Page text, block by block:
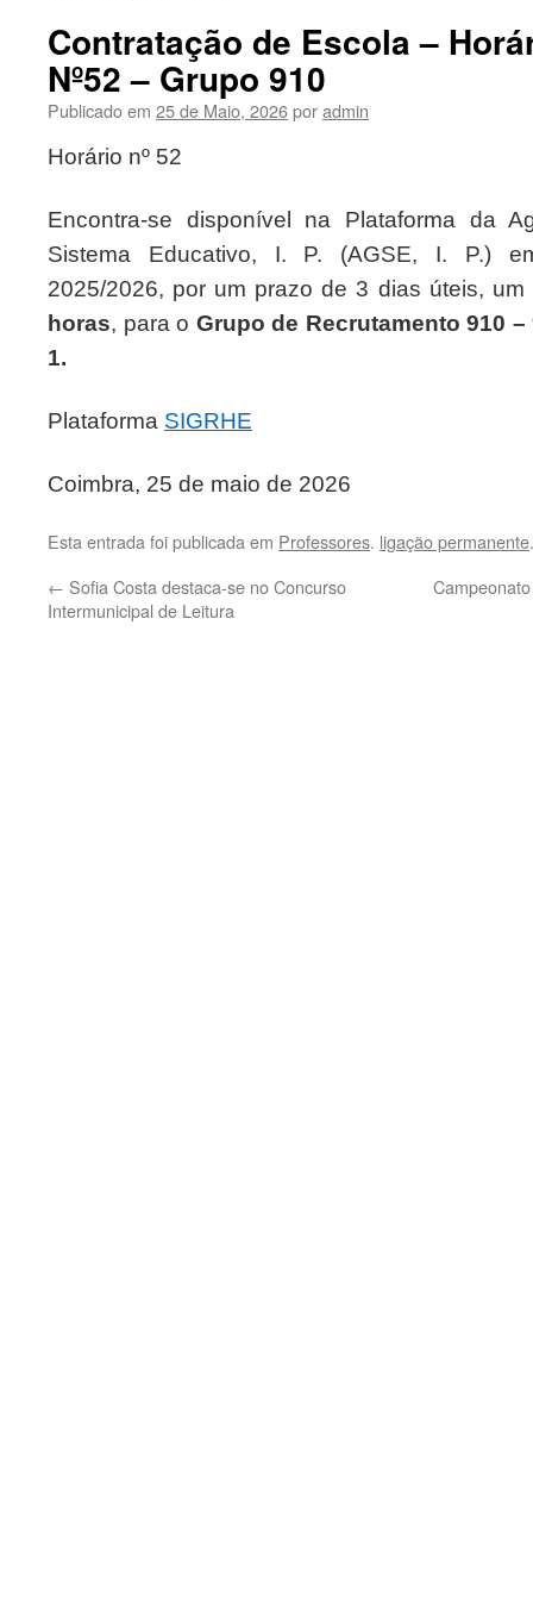
Contratação de Escola –
Nº52 – Grupo 910
Publicado em 25 de Maio, 2026poradmin
Horário nº 52
Encontra-se disponível na Plataforma da
Sistema Educativo, I. P. (AGSE, I. P.)
2025/2026, por um prazo de 3 dias úteis, um
horas, para o Grupo de Recrutamento 910
1.
Plataforma SIGRHE
Coimbra, 25 de maio de 2026
Esta entrada foi publicada em Professores. ligação permanente.
← Sofia Costa destaca-se no Concurso
Intermunicipal de Leitura